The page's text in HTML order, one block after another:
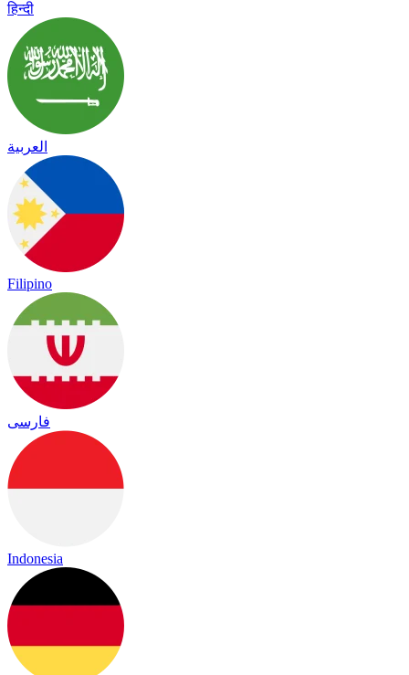
हिन्दी
العربية
Filipino
فارسی
Indonesia